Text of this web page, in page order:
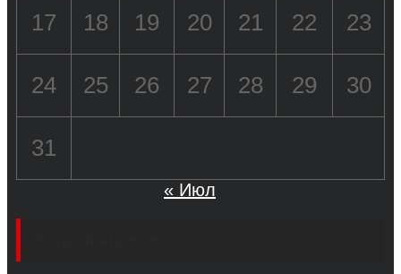
17 18 19 20 21 22 23
24 25 26 27 28 29 30
31
« Июл